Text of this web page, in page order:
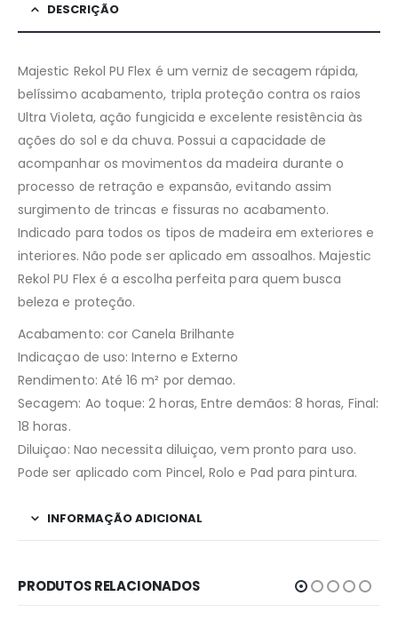
DESCRIÇÃO
Majestic Rekol PU Flex é um verniz de secagem rápida,
belíssimo acabamento, tripla proteção contra os raios
Ultra Violeta, ação fungicida e excelente resistência às
ações do sol e da chuva. Possui a capacidade de
acompanhar os movimentos da madeira durante o
processo de retração e expansão, evitando assim
surgimento de trincas e fissuras no acabamento.
Indicado para todos os tipos de madeira em exteriores e
interiores. Não pode ser aplicado em assoalhos. Majestic
Rekol PU Flex é a escolha perfeita para quem busca
beleza e proteção.
Acabamento: cor Canela Brilhante
Indicaçao de uso: Interno e Externo
Rendimento: Até 16 m² por demao.
Secagem: Ao toque: 2 horas, Entre demãos: 8 horas, Final:
18 horas.
Diluiçao: Nao necessita diluiçao, vem pronto para uso.
Pode ser aplicado com Pincel, Rolo e Pad para pintura.
INFORMAÇÃO ADICIONAL
PRODUTOS RELACIONADOS